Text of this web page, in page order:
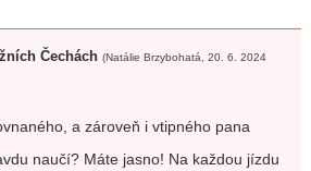
Čechách (Natálie Brzybohatá, 20. 6. 2024
a zároveň i vtipného pana
naučí? Máte jasno! Na každou jízdu